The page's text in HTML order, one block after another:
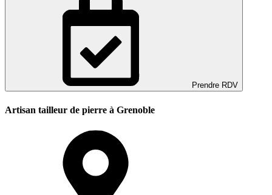
Prendre RDV
Artisan tailleur de pierre à Grenoble